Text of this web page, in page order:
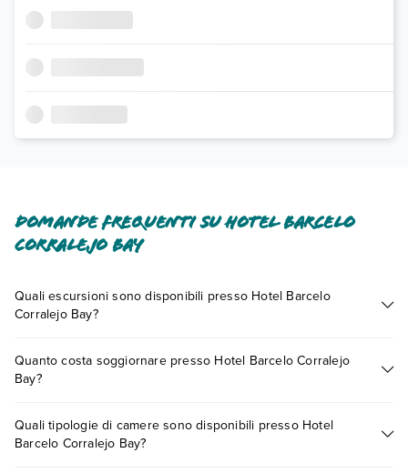
Domande frequenti su Hotel Barcelo
Corralejo Bay
Quali escursioni sono disponibili presso Hotel Barcelo
Corralejo Bay?
presso Hotel Barcelo Corralejo Bay. Scoprile tutte nella
sezione dedicata
Quanto costa soggiornare presso Hotel Barcelo Corralejo
Bay?
base a vari fattori (per es. date, condizioni dell'hotel, ecc). Per
consultare i prezzi, compila il motore di ricerca e scegli
Quali tipologie di camere sono disponibili presso Hotel
Barcelo Corralejo Bay?